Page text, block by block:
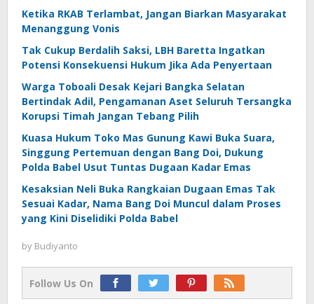
Ketika RKAB Terlambat, Jangan Biarkan Masyarakat
Menanggung Vonis
Tak Cukup Berdalih Saksi, LBH Baretta Ingatkan
Potensi Konsekuensi Hukum Jika Ada Penyertaan
Warga Toboali Desak Kejari Bangka Selatan
Bertindak Adil, Pengamanan Aset Seluruh Tersangka
Korupsi Timah Jangan Tebang Pilih
Kuasa Hukum Toko Mas Gunung Kawi Buka Suara,
Singgung Pertemuan dengan Bang Doi, Dukung
Polda Babel Usut Tuntas Dugaan Kadar Emas
Kesaksian Neli Buka Rangkaian Dugaan Emas Tak
Sesuai Kadar, Nama Bang Doi Muncul dalam Proses
yang Kini Diselidiki Polda Babel
by Budiyanto
Follow Us On